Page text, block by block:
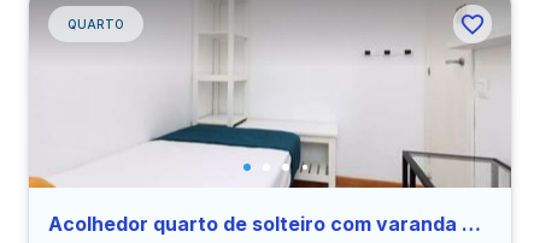
QUARTO
Acolhedor quarto de solteiro com varanda em Navas perto de UBL